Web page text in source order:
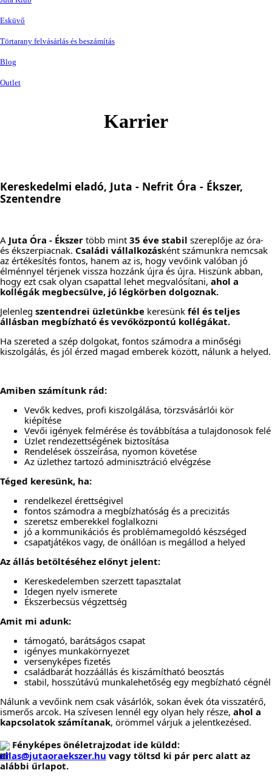
Esküvő
Törtarany felvásárlás és beszámítás
Blog
Outlet
Karrier
Kereskedelmi eladó, Juta - Nefrit Óra - Ékszer,
Szentendre
A Juta Óra - Ékszer több mint 35 éve stabil szereplője az óra-
és ékszerpiacnak. Családi vállalkozásként számunkra nemcsak
az értékesítés fontos, hanem az is, hogy vevőink valóban jó
élménnyel térjenek vissza hozzánk újra és újra. Hiszünk abban,
hogy ezt csak olyan csapattal lehet megvalósítani, ahol a
kollégák megbecsülve, jó légkörben dolgoznak.
Jelenleg szentendrei üzletünkbe keresünk fél és teljes
állásban megbízható és vevőközpontú kollégákat.
Ha szereted a szép dolgokat, fontos számodra a minőségi
kiszolgálás, és jól érzed magad emberek között, nálunk a helyed.
Amiben számítunk rád:
Vevők kedves, profi kiszolgálása, törzsvásárlói kör
kiépítése
Vevői igények felmérése és továbbítása a tulajdonosok felé
Üzlet rendezettségének biztosítása
Rendelések összeírása, nyomon követése
Az üzlethez tartozó adminisztráció elvégzése
Téged keresünk, ha:
rendelkezel érettségivel
fontos számodra a megbízhatóság és a precizitás
szeretsz emberekkel foglalkozni
jó a kommunikációs és problémamegoldó készséged
csapatjátékos vagy, de önállóan is megállod a helyed
Az állás betöltéséhez előnyt jelent:
Kereskedelemben szerzett tapasztalat
Idegen nyelv ismerete
Ékszerbecsüs végzettség
Amit mi adunk:
támogató, barátságos csapat
igényes munkakörnyezet
versenyképes fizetés
családbarát hozzáállás és kiszámítható beosztás
stabil, hosszútávú munkalehetőség egy megbízható cégnél
Nálunk a vevőink nem csak vásárlók, sokan évek óta visszatérő,
ismerős arcok. Ha szívesen lennél egy olyan hely része, ahol a
kapcsolatok számítanak, örömmel várjuk a jelentkezésed.
allas@jutaoraekszer.hu vagy töltsd ki pár perc alatt az
alábbi űrlapot.